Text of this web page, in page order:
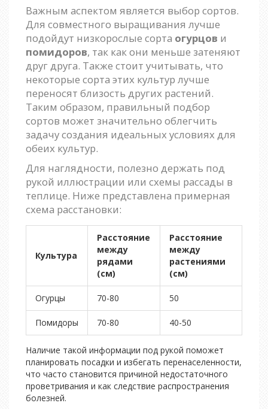
Важным аспектом является выбор сортов.
Для совместного выращивания лучше
подойдут низкорослые сорта огурцов и
помидоров, так как они меньше затеняют
друг друга. Также стоит учитывать, что
некоторые сорта этих культур лучше
переносят близость других растений.
Таким образом, правильный подбор
сортов может значительно облегчить
задачу создания идеальных условиях для
обеих культур.
Для наглядности, полезно держать под
рукой иллюстрации или схемы рассады в
теплице. Ниже представлена примерная
схема расстановки:
Культура
Расстояние
между
рядами
(см)
Расстояние
между
растениями
(см)
Огурцы 70-80 50
Помидоры 70-80 40-50
Наличие такой информации под рукой поможет
планировать посадки и избегать перенаселенности,
что часто становится причиной недостаточного
проветривания и как следствие распространения
болезней.